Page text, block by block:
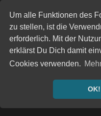
Um alle Funktionen des
zu stellen, ist die
erforderlich. Mit der
erklärst Du Dich damit
Cookies verwenden.
OK!